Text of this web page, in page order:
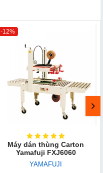
-12%
Máy dán thùng Carton
Yamafuji FXJ6060
YAMAFUJI